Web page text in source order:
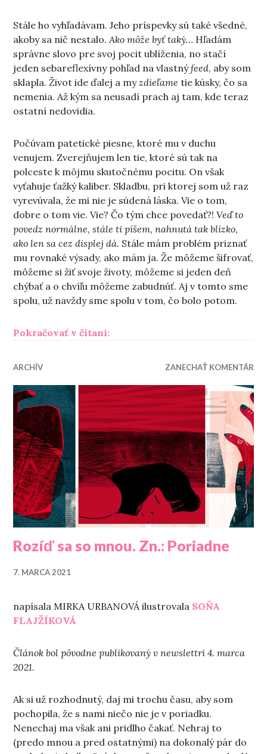
Stále ho vyhľadávam. Jeho príspevky sú také všedné,
akoby sa nič nestalo.Ako môže byť taký… Hľadám
správne slovo pre svoj pocit ublíženia, no stačí
jeden sebareflexívny pohľad na vlastnýfeed, aby som
sklapla. Život ide ďalej a myzdieľame tie kúsky, čo sa
nemenia. Až kým sa neusadí prach aj tam, kde teraz
ostatní nedovidia.
Počúvam patetické piesne, ktoré mu v duchu
venujem. Zverejňujem len tie, ktoré sú tak na
polceste k môjmu skutočnému pocitu. On však
vyťahuje ťažký kaliber. Skladbu, pri ktorej som už raz
vyrevúvala, že mi nie je súdená láska. Vie o tom,
dobre o tom vie. Vie? Čo tým chce povedať?! Veď to
povedz normálne, stále ti píšem, nahnutá tak blízko,
ako len sa cez displej dá. Stále mám problém priznať
mu rovnaké výsady, ako mám ja. Že môžeme šifrovať,
môžeme si žiť svoje životy, môžeme si jeden deň
chýbať a o chvíľu môžeme zabudnúť. Aj v tomto sme
spolu, už navždy sme spolu v tom, čo bolo potom.
Pokračovať v čítaní:„Čo bolo potom“
ARCHÍV ZANECHAŤ KOMENTÁR
Rozíď sa so mnou. Zn.: Poriadne
7. MARCA 2021
napísala MIRKA URBANOVÁ ilustrovala SOŇA
FLAJŽÍKOVÁ
Článok bol pôvodne publikovaný v newslettri 4. marca
2021.
Ak si už rozhodnutý, daj mi trochu času, aby som
pochopila, že s nami niečo nie je v poriadku.
Nenechaj ma však ani pridlho čakať. Nehraj to
(predo mnou a pred ostatnými) na dokonalý pár do